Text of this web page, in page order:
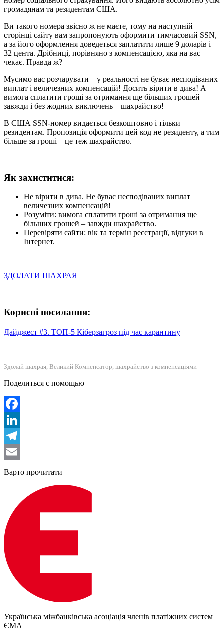
громадянам та резидентам США.
Ви такого номера звісно ж не маєте, тому на наступній
сторінці сайту вам запропонують оформити тимчасовий SSN,
а за його оформлення доведеться заплатити лише 9 доларів і
32 цента. Дрібниці, порівняно з компенсацією, яка на вас
чекає. Правда ж?
Мусимо вас розчарувати – у реальності не буває несподіваних
виплат і величезних компенсацій! Досить вірити в дива! А
вимога сплатити гроші за отримання ще більших грошей –
завжди і без жодних виключень – шахрайство!
В США SSN-номер видається безкоштовно і тільки
резидентам. Пропозиція оформити цей код не резиденту, а тим
більше за гроші – це теж шахрайство.
Як захиститися:
Не вірити в дива. Не буває несподіваних виплат
величезних компенсацій!
Розуміти: вимога сплатити гроші за отримання ще
більших грошей – завжди шахрайство.
Перевіряти сайти: вік та термін реєстрації, відгуки в
Інтернет.
ЗДОЛАТИ ШАХРАЯ
Корисні посилання:
Дайджест #3. ТОП-5 Кіберзагроз під час карантину
Здолай шахрая, Великий Компенсатор, шахрайство з компенсаціями
Поделиться с помощью
Facebook
LinkedIn
Telegram
Email
Варто прочитати
Українська міжбанківська асоціація членів платіжних систем
ЄМА